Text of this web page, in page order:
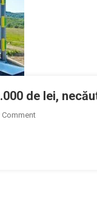
de lei,
CommentOn